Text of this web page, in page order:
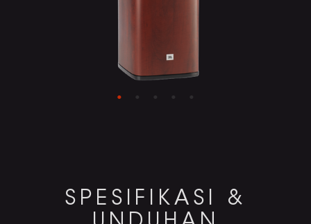
SPESIFIKASI &